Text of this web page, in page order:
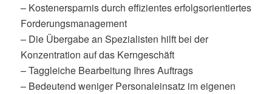
– Kostenersparnis durch effizientes erfolgsorientiertes
Forderungsmanagement
– Die Übergabe an Spezialisten hilft bei der
Konzentration auf das Kerngeschäft
– Taggleiche Bearbeitung Ihres Auftrags
– Bedeutend weniger Personaleinsatz im eigenen